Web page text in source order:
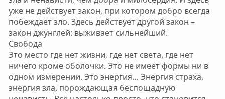
уже не действует закон, при котором добро всегда
побеждает зло. Здесь действует другой закон –
закон джунглей: выживает сильнейший.
Свобода
Это место где нет жизни, где нет света, где нет
ничего кроме оболочки. Это не имеет формы ни в
одном измерении. Это энергия… Энергия страха,
энергия зла, порождающая беспощадную